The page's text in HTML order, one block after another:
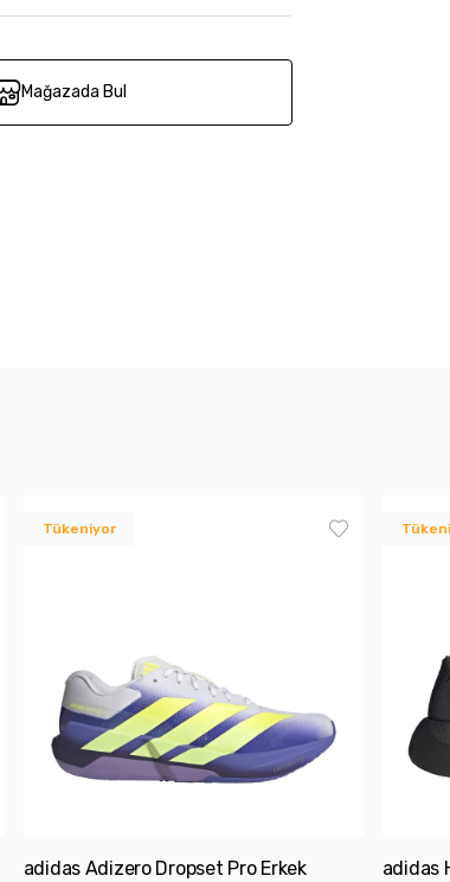
Mağazada Bul
Tükeniyor
adidas Adizero Dropset Pro Erkek
adidas